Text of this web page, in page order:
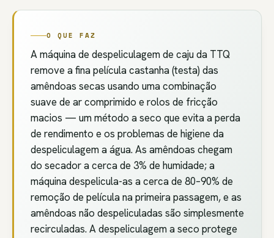
O QUE FAZ
A máquina de despeliculagem de caju da TTQ
remove a fina película castanha (testa) das
amêndoas secas usando uma combinação
suave de ar comprimido e rolos de fricção
macios — um método a seco que evita a perda
de rendimento e os problemas de higiene da
despeliculagem a água. As amêndoas chegam
do secador a cerca de 3% de humidade; a
máquina despelicula-as a cerca de 80–90% de
remoção de película na primeira passagem, e as
amêndoas não despeliculadas são simplesmente
recirculadas. A despeliculagem a seco protege